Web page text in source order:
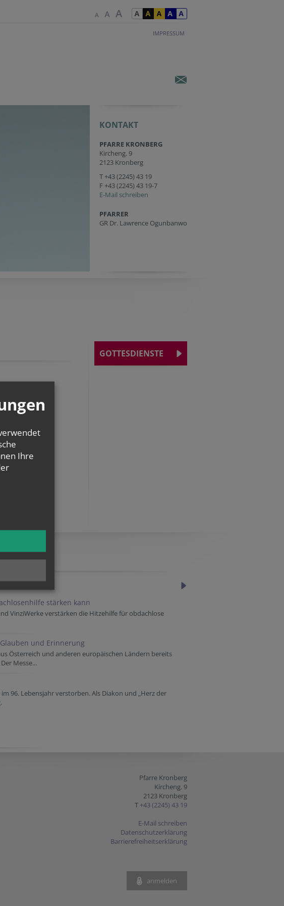
IMPRESSUM
KONTAKT
PFARRE KRONBERG
Kircheng. 9
2123 Kronberg
T+43 (2245) 43 19
F +43 (2245) 43 19-7
E-Mail schreiben
PFARRER
GR Dr. Lawrence Ogunbanwo
GOTTESDIENSTE
stärken kann
VinziWerke verstärken die Hitzehilfe für obdachlose
und Erinnerung
Österreich und anderen europäischen Ländern bereits
Messe...
96. Lebensjahr verstorben. Als Diakon und „Herz der
Pfarre Kronberg
Kircheng. 9
2123 Kronberg
T +43 (2245) 43 19
E-Mail schreiben
Datenschutzerklärung
Barrierefreiheitserklärung
anmelden
Ihre